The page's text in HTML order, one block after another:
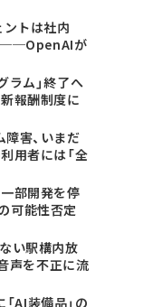
トは社内
──OpenAIが
ラム」終了へ
報酬制度に
障害、いまだ
用者には「全
部開発を停
可能性否定
い駅構内放
声を不正に流
AI装備品」の